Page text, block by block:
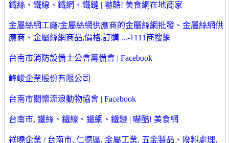
鐵絲、鐵線、鐵網、鐵鏈 | 嚇酷! 美食網在地商家
金屬絲網工廠/金屬絲網供應商的金屬絲網批發、金屬絲網供
應商、金屬絲網商品,價格,訂購 ...-1111商搜網
台南市消防設備士公會籌備會 | Facebook
峰峻企業股份有限公司
台南市關懷流浪動物協會 | Facebook
台南市, 鐵絲、鐵線、鐵網、鐵鏈 | 嚇酷! 美食網
祥曉企業 / 台南市, 仁德區, 金屬工業, 五金製品、廢料處理,